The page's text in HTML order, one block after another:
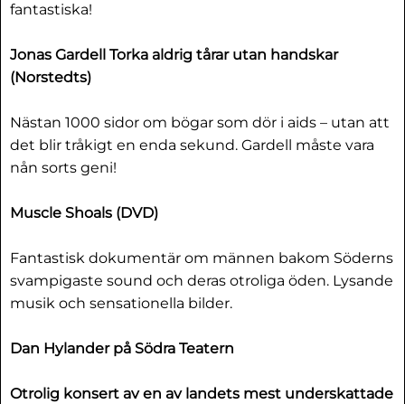
fantastiska!
Jonas Gardell Torka aldrig tårar utan handskar
(Norstedts)
Nästan 1000 sidor om bögar som dör i aids – utan att
det blir tråkigt en enda sekund. Gardell måste vara
nån sorts geni!
Muscle Shoals (DVD)
Fantastisk dokumentär om männen bakom Söderns
svampigaste sound och deras otroliga öden. Lysande
musik och sensationella bilder.
Dan Hylander på Södra Teatern
Otrolig konsert av en av landets mest underskattade